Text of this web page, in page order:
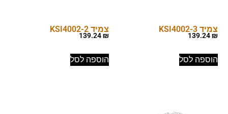
צמיד KSI4002-3
139.24₪
הוספה לסל
צמיד KSI4002-2
139.24₪
הוספה לסל